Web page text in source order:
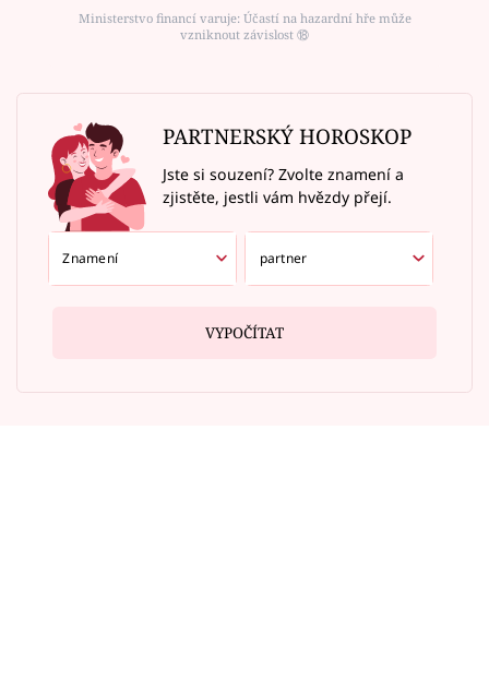
Ministerstvo financí varuje: Účastí na hazardní hře může
vzniknout závislost ⑱
PARTNERSKÝ HOROSKOP
Jste si souzení? Zvolte znamení a
zjistěte, jestli vám hvězdy přejí.
VYPOČÍTAT